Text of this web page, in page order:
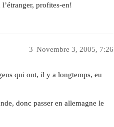
profites-en!
Novembre 3, 2005, 7:26
3
qui ont, il y a longtemps, eu
donc passer en allemagne le